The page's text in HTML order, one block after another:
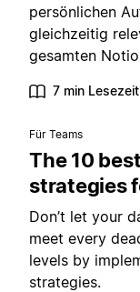
persönlichen
gleichzeitig
gesamten
7 min Lesezeit
Für Teams
The 10
strategies
Don’t let your
meet every
levels by
strategies.